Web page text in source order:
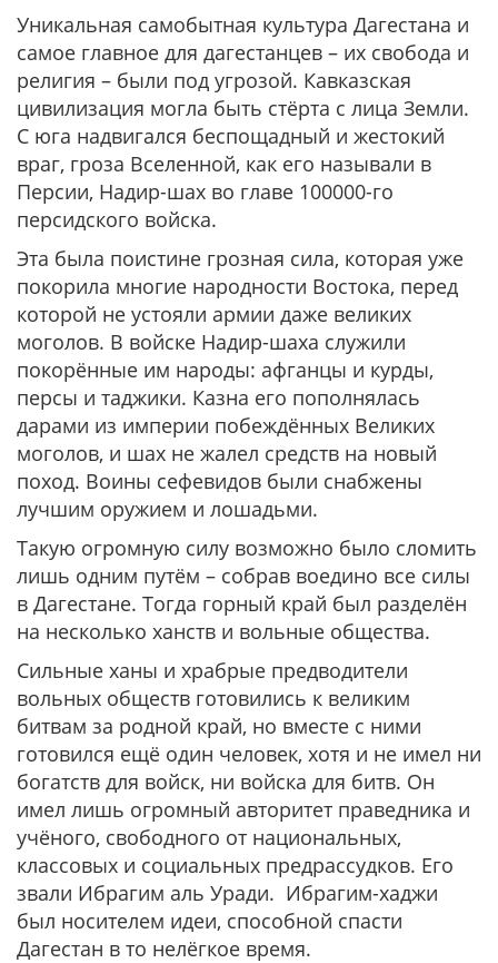
Уникальная самобытная культура Дагестана и
самое главное для дагестанцев – их свобода и
религия – были под угрозой. Кавказская
цивилизация могла быть стёрта с лица Земли.
С юга надвигался беспощадный и жестокий
враг, гроза Вселенной, как его называли в
Персии, Надир-шах во главе 100000-го
персидского войска.
Эта была поистине грозная сила, которая уже
покорила многие народности Востока, перед
которой не устояли армии даже великих
моголов. В войске Надир-шаха служили
покорённые им народы: афганцы и курды,
персы и таджики. Казна его пополнялась
дарами из империи побеждённых Великих
моголов, и шах не жалел средств на новый
поход. Воины сефевидов были снабжены
лучшим оружием и лошадьми.
Такую огромную силу возможно было сломить
лишь одним путём – собрав воедино все силы
в Дагестане. Тогда горный край был разделён
на несколько ханств и вольные общества.
Сильные ханы и храбрые предводители
вольных обществ готовились к великим
битвам за родной край, но вместе с ними
готовился ещё один человек, хотя и не имел ни
богатств для войск, ни войска для битв. Он
имел лишь огромный авторитет праведника и
учёного, свободного от национальных,
классовых и социальных предрассудков. Его
звали Ибрагим аль Уради. Ибрагим-хаджи
был носителем идеи, способной спасти
Дагестан в то нелёгкое время.